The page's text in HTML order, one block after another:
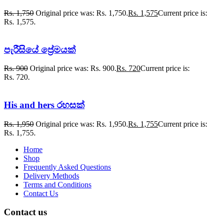
Rs.1,750 Original price was: Rs. 1,750.Rs. 1,575Current price is:
Rs. 1,575.
පැරීසියේ ප්‍රේමයක්
Rs.900 Original price was: Rs. 900.Rs. 720Current price is:
Rs. 720.
His and hers රහසක්
Rs.1,950 Original price was: Rs. 1,950.Rs. 1,755Current price is:
Rs. 1,755.
Home
Shop
Frequently Asked Questions
Delivery Methods
Terms and Conditions
Contact Us
Contact us